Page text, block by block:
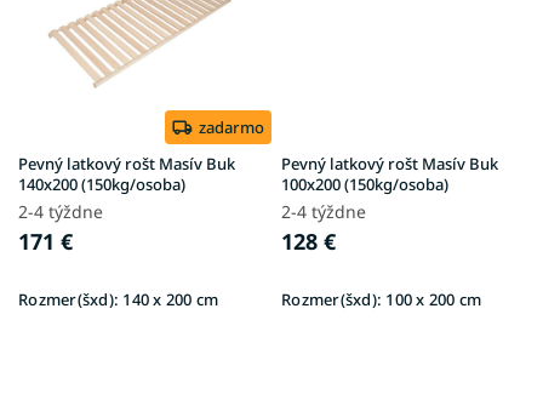
zadarmo
Pevný latkový rošt Masív Buk
140x200 (150kg/osoba)
2-4 týždne
171 €
Rozmer(šxd): 140 x 200 cm
Pevný latkový rošt Masív Buk
100x200 (150kg/osoba)
2-4 týždne
128 €
Rozmer(šxd): 100 x 200 cm